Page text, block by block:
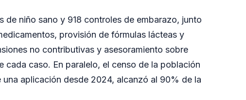
de niño sano y 918 controles de embarazo, junto
provisión de fórmulas lácteas y
no contributivas y asesoramiento sobre
cada caso. En paralelo, el censo de la población
aplicación desde 2024, alcanzó al 90% de la